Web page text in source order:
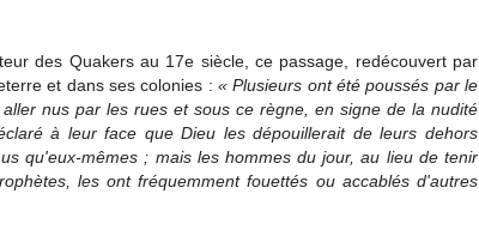
des Quakers au 17e siècle, ce passage, redécouvert par
et dans ses colonies : « Plusieurs ont été poussés par le
nus par les rues et sous ce règne, en signe de la nudité
à leur face que Dieu les dépouillerait de leurs dehors
qu'eux-mêmes ; mais les hommes du jour, au lieu de tenir
les ont fréquemment fouettés ou accablés d'autres